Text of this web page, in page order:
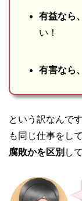
有益なら
い！
有害なら
という訳なんで
も同じ仕事をし
腐敗かを区別 し